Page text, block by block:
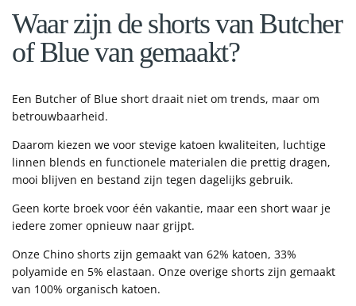
Waar zijn de shorts van Butcher
of Blue van gemaakt?
Een Butcher of Blue short draait niet om trends, maar om
betrouwbaarheid.
Daarom kiezen we voor stevige katoen kwaliteiten, luchtige
linnen blends en functionele materialen die prettig dragen,
mooi blijven en bestand zijn tegen dagelijks gebruik.
Geen korte broek voor één vakantie, maar een short waar je
iedere zomer opnieuw naar grijpt.
Onze Chino shorts zijn gemaakt van 62% katoen, 33%
polyamide en 5% elastaan. Onze overige shorts zijn gemaakt
van 100% organisch katoen.